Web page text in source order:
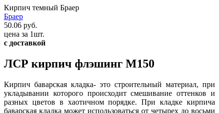
Кирпич темный Браер
Браер
50.06 руб.
цена за 1шт.
с доставкой
ЛСР кирпич флэшинг М150
Кирпич баварская кладка- это строительный материал, при
укладывании которого происходит смешивание оттенков и
разных цветов в хаотичном порядке. При кладке кирпича
баварская кладка может использоваться от четырех до восьми